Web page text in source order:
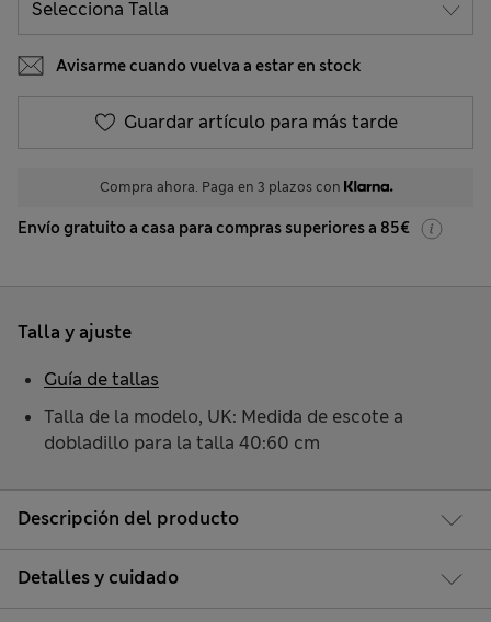
Avisarme cuando vuelva a estar en stock
Guardar artículo para más tarde
Compra ahora. Paga en 3 plazos con
Envío gratuito a casa para compras superiores a 85€
Descripción del producto
Detalles y cuidado
Talla y ajuste
Talla de la modelo, UK: Medida de escote a
dobladillo para la talla 40:60 cm
Guía de tallas